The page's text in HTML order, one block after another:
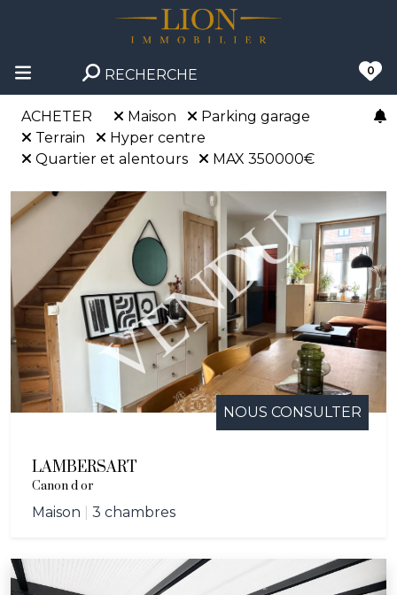
RECHERCHE 0
ACHETER Maison
Parking garage
Terrain
Hyper centre
Quartier et alentours
MAX 350000€
NOUS CONSULTER
LAMBERSART
Canon d or
Maison 3 chambres